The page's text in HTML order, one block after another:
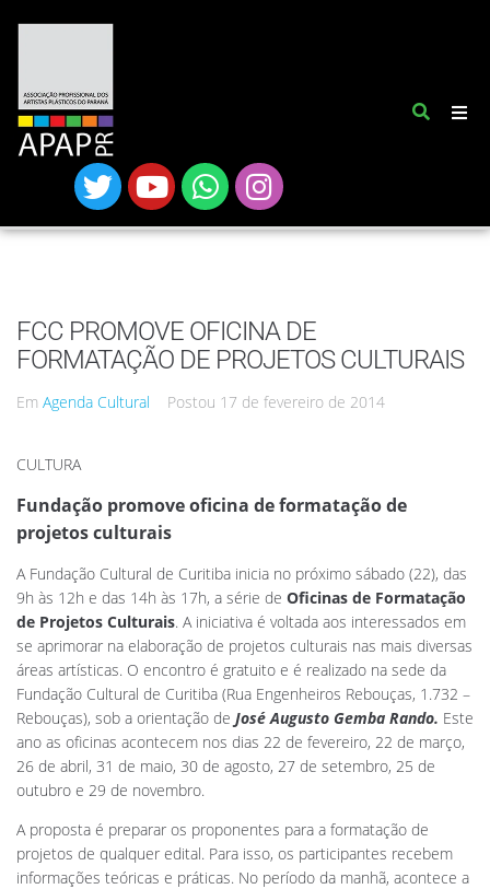
FCC PROMOVE OFICINA DE
FORMATAÇÃO DE PROJETOS CULTURAIS
Em Agenda Cultural Postou 17 de fevereiro de 2014
CULTURA
Fundação promove oficina de formatação de
projetos culturais
A Fundação Cultural de Curitiba inicia no próximo sábado (22), das
9h às 12h e das 14h às 17h, a série de Oficinas de Formatação
de Projetos Culturais. A iniciativa é voltada aos interessados em
se aprimorar na elaboração de projetos culturais nas mais diversas
áreas artísticas. O encontro é gratuito e é realizado na sede da
Fundação Cultural de Curitiba (Rua Engenheiros Rebouças, 1.732 –
Rebouças), sob a orientação de José Augusto Gemba Rando. Este
ano as oficinas acontecem nos dias 22 de fevereiro, 22 de março,
26 de abril, 31 de maio, 30 de agosto, 27 de setembro, 25 de
outubro e 29 de novembro.
A proposta é preparar os proponentes para a formatação de
projetos de qualquer edital. Para isso, os participantes recebem
informações teóricas e práticas. No período da manhã, acontece a